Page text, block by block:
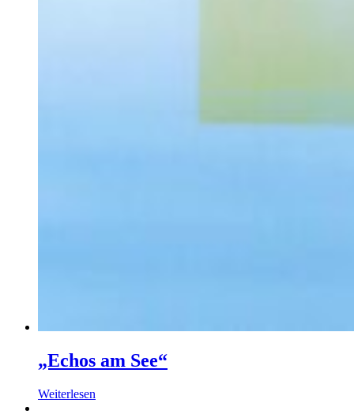
„Echos am See“
Weiterlesen